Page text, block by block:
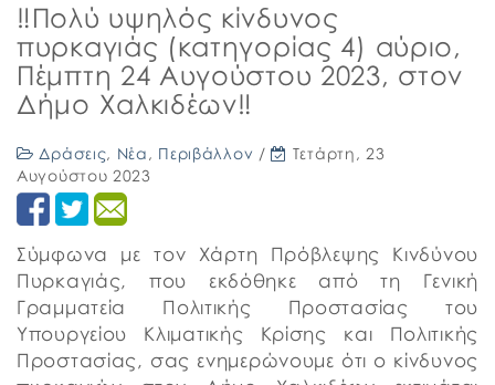
‼️Πολύ υψηλός κίνδυνος
πυρκαγιάς (κατηγορίας 4) αύριο,
Πέμπτη 24 Αυγούστου 2023, στον
Δήμο Χαλκιδέων‼️
Δράσεις, Νέα , Περιβάλλον /
Τετάρτη, 23
Αυγούστου 2023
Σύμφωνα με τον Χάρτη Πρόβλεψης Κινδύνου
Πυρκαγιάς, που εκδόθηκε από τη Γενική
Γραμματεία Πολιτικής Προστασίας του
Υπουργείου Κλιματικής Κρίσης και Πολιτικής
Προστασίας, σας ενημερώνουμε ότι ο κίνδυνος